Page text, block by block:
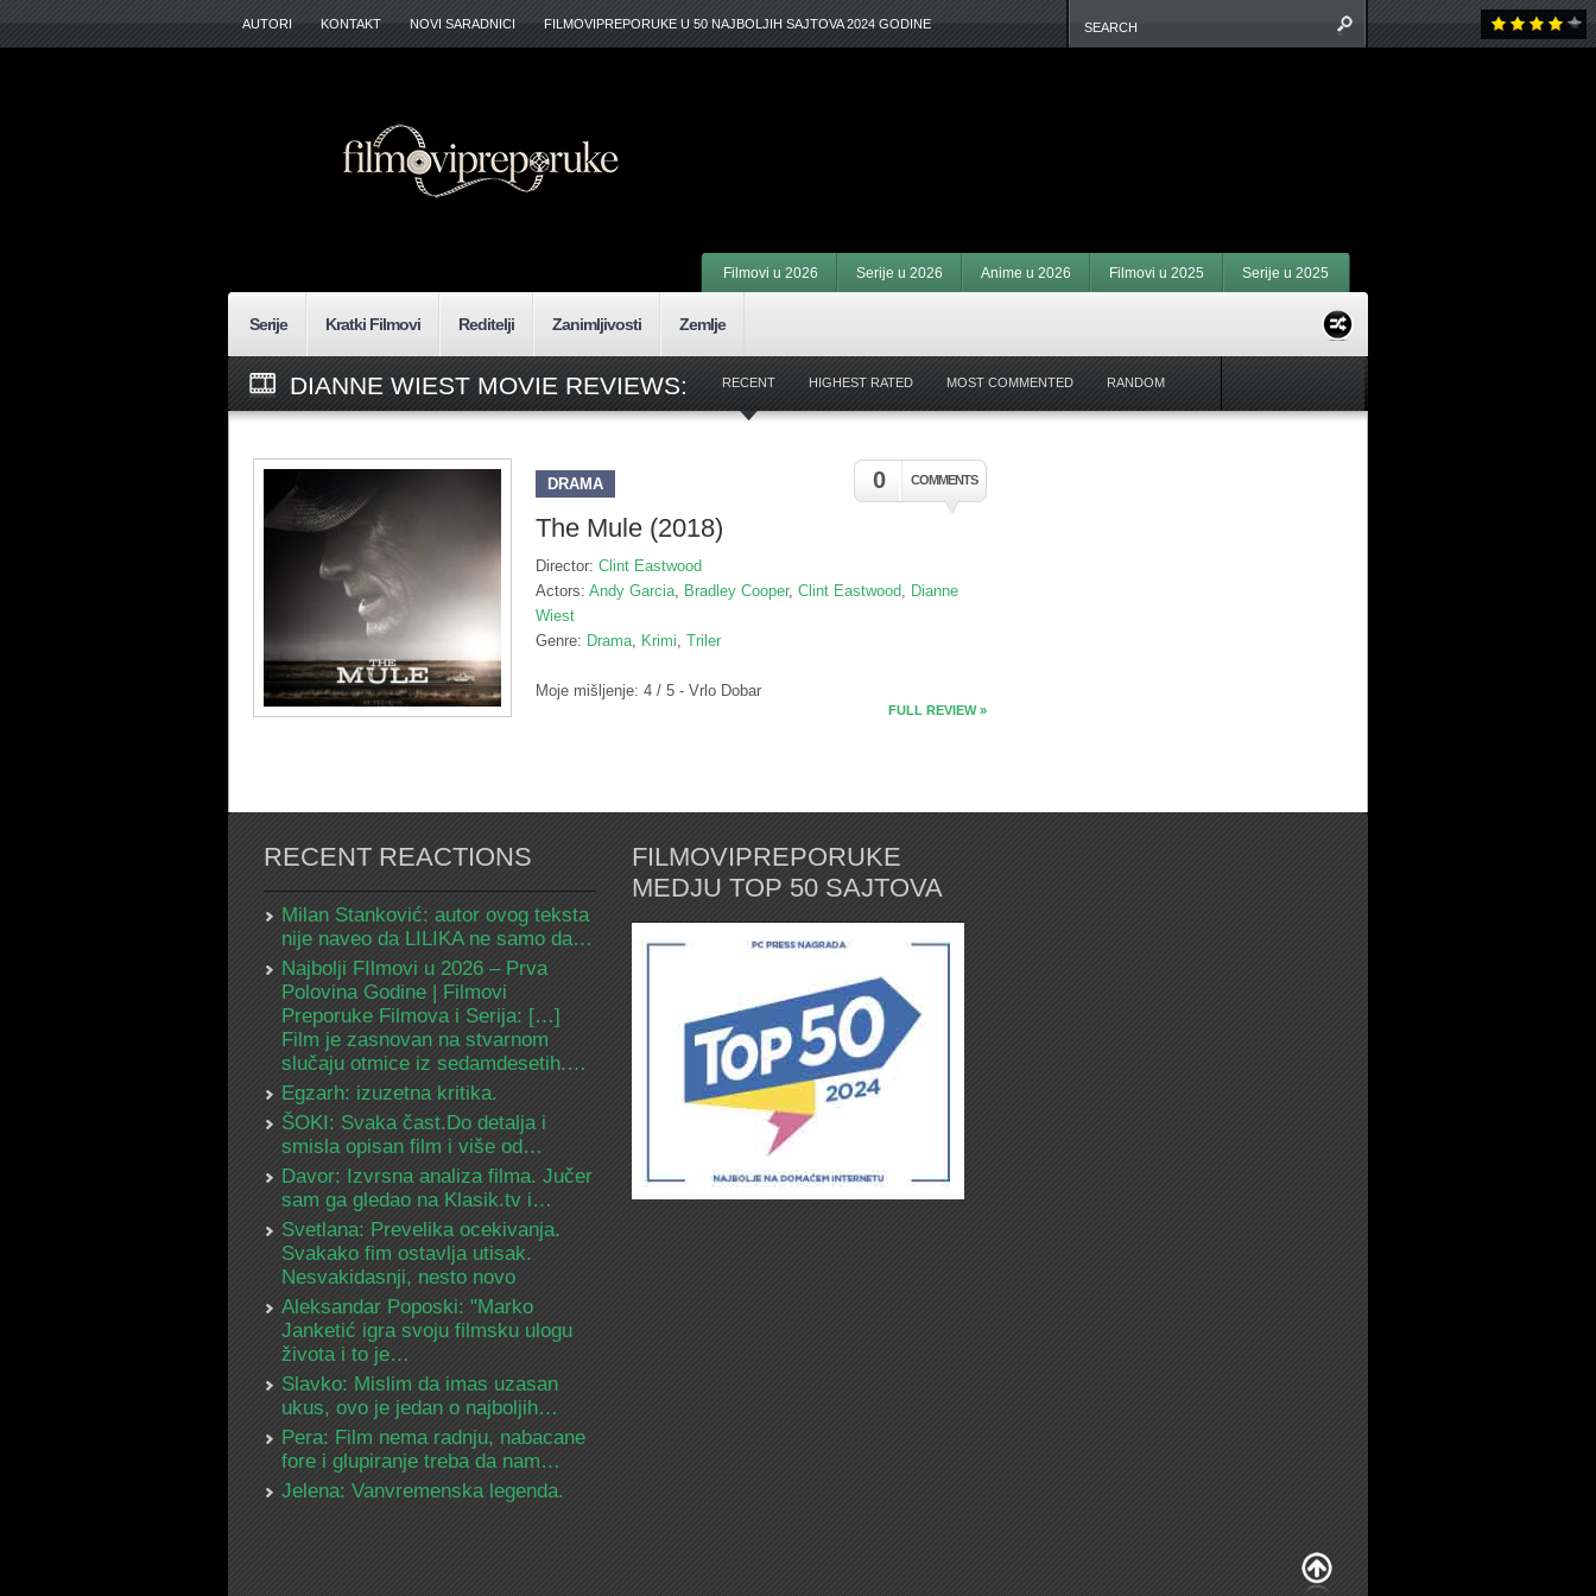
AUTORI KONTAKT NOVI SARADNICI FILMOVIPREPORUKE U 50 NAJBOLJIH SAJTOVA 2024 GODINE
Filmovi u 2026 Serije u 2026 Anime u 2026 Filmovi u 2025 Serije u 2025
Serije Kratki Filmovi Reditelji Zanimljivosti Zemlje
DIANNE WIEST MOVIE REVIEWS: RECENT HIGHEST RATED MOST COMMENTED RANDOM
0 COMMENTS
DRAMA
The Mule (2018)
Director: Clint Eastwood
Actors: Andy Garcia, Bradley Cooper, Clint Eastwood, Dianne
Wiest
Genre: Drama, Krimi, Triler
Moje mišljenje: 4 / 5 - Vrlo Dobar
FULL REVIEW »
RECENT REACTIONS
Milan Stanković: autor ovog teksta
nije naveo da LILIKA ne samo da…
Najbolji FIlmovi u 2026 – Prva
Polovina Godine | Filmovi
Preporuke Filmova i Serija: […]
Film je zasnovan na stvarnom
slučaju otmice iz sedamdesetih.…
Egzarh: izuzetna kritika.
ŠOKI: Svaka čast.Do detalja i
smisla opisan film i više od…
Davor: Izvrsna analiza filma. Jučer
sam ga gledao na Klasik.tv i…
Svetlana: Prevelika ocekivanja.
Svakako fim ostavlja utisak.
Nesvakidasnji, nesto novo
Aleksandar Poposki: "Marko
Janketić igra svoju filmsku ulogu
života i to je…
Slavko: Mislim da imas uzasan
ukus, ovo je jedan o najboljih…
Pera: Film nema radnju, nabacane
fore i glupiranje treba da nam…
Jelena: Vanvremenska legenda.
FILMOVIPREPORUKE
MEDJU TOP 50 SAJTOVA